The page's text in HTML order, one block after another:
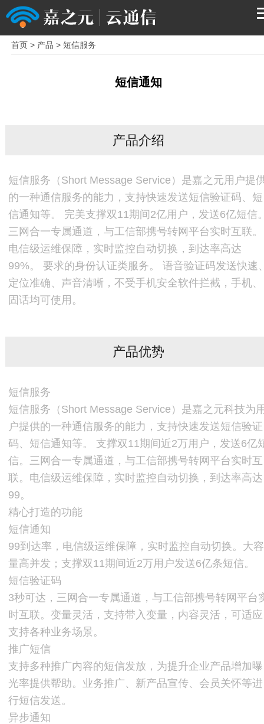
产品
关于我们
首页> 产品 > 短信服务
短信通知
产品介绍
短信服务（Short Message Service）是嘉之元用户提
的一种通信服务的能力，支持快速发送短信验证码、短
信通知等。 完美支撑双11期间2亿用户，发送6亿短信
三网合一专属通道，与工信部携号转网平台实时互联。
电信级运维保障，实时监控自动切换，到达率高达
99%。 要求的身份认证类服务。 语音验证码发送快速
定位准确、声音清晰，不受手机安全软件拦截，手机、
固话均可使用。
产品优势
短信服务
短信服务（Short Message Service）是嘉之元科技为
户提供的一种通信服务的能力，支持快速发送短信验证
码、短信通知等。 支撑双11期间近2万用户，发送6亿
信。三网合一专属通道，与工信部携号转网平台实时互
联。电信级运维保障，实时监控自动切换，到达率高达
99。
精心打造的功能
短信通知
99到达率，电信级运维保障，实时监控自动切换。大容
量高并发；支撑双11期间近2万用户发送6亿条短信。
短信验证码
3秒可达，三网合一专属通道，与工信部携号转网平台
时互联。变量灵活，支持带入变量，内容灵活，可适应
支持各种业务场景。
推广短信
支持多种推广内容的短信发放，为提升企业产品增加曝
光率提供帮助。业务推广、新产品宣传、会员关怀等进
行短信发送。
异步通知